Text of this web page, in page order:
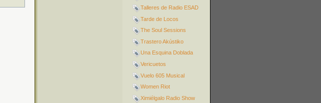
Talleres de Radio ESAD
Tarde de Locos
The Soul Sessions
Trastero Akústiko
Una Esquina Doblada
Vericuetos
Vuelo 605 Musical
Women Riot
Ximiélgalo Radio Show